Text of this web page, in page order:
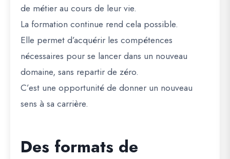
de métier au cours de leur vie.
La formation continue rend cela possible.
Elle permet d’acquérir les compétences
nécessaires pour se lancer dans un nouveau
domaine, sans repartir de zéro.
C’est une opportunité de donner un nouveau
sens à sa carrière.
Des formats de